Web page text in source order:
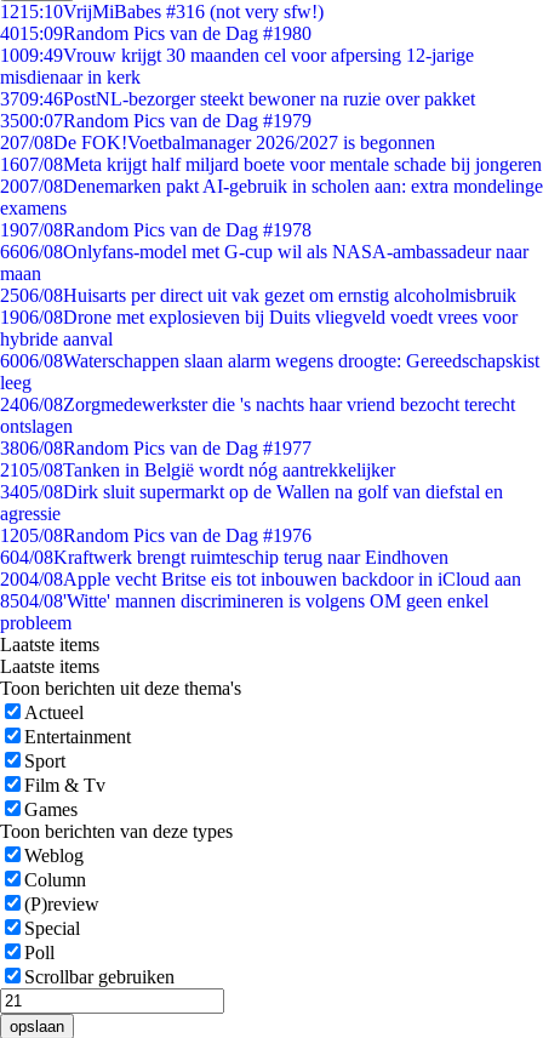
1215:10VrijMiBabes #316 (not very sfw!)
4015:09Random Pics van de Dag #1980
1009:49Vrouw krijgt 30 maanden cel voor afpersing 12-jarige
misdienaar in kerk
3709:46PostNL-bezorger steekt bewoner na ruzie over pakket
3500:07Random Pics van de Dag #1979
207/08De FOK!Voetbalmanager 2026/2027 is begonnen
1607/08Meta krijgt half miljard boete voor mentale schade bij jongeren
2007/08Denemarken pakt AI-gebruik in scholen aan: extra mondelinge
examens
1907/08Random Pics van de Dag #1978
6606/08Onlyfans-model met G-cup wil als NASA-ambassadeur naar
maan
2506/08Huisarts per direct uit vak gezet om ernstig alcoholmisbruik
1906/08Drone met explosieven bij Duits vliegveld voedt vrees voor
hybride aanval
6006/08Waterschappen slaan alarm wegens droogte: Gereedschapskist
leeg
2406/08Zorgmedewerkster die 's nachts haar vriend bezocht terecht
ontslagen
3806/08Random Pics van de Dag #1977
2105/08Tanken in België wordt nóg aantrekkelijker
3405/08Dirk sluit supermarkt op de Wallen na golf van diefstal en
agressie
1205/08Random Pics van de Dag #1976
604/08Kraftwerk brengt ruimteschip terug naar Eindhoven
2004/08Apple vecht Britse eis tot inbouwen backdoor in iCloud aan
8504/08'Witte' mannen discrimineren is volgens OM geen enkel
probleem
Laatste items
Laatste items
Toon berichten uit deze thema's
Actueel
Entertainment
Sport
Film & Tv
Games
Toon berichten van deze types
Weblog
Column
(P)review
Special
Poll
Scrollbar gebruiken
opslaan